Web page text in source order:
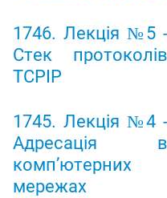
1746. Лекція №5 -
Стек протоколів
TCPIP
1745. Лекція №4 -
Адресація в
комп’ютерних
мережах